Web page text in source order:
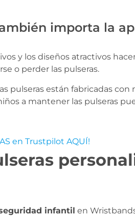
importa la
y los diseños atractivos
o perder las pulseras.
pulseras están fabricadas
a mantener las pulseras
en Trustpilot AQUÍ!
infantil en